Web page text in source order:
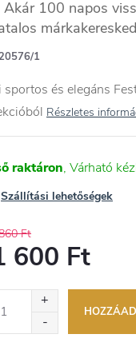
Akár 100 napos
1
sportos és elegáns
Részletes
raktáron
Szállítási lehetőségek
Ft
600 Ft